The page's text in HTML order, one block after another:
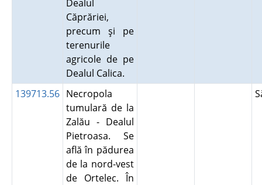
Dealul
Căprăriei,
precum şi pe
terenurile
agricole de pe
Dealul Calica.
139713.56 Necropola
tumulară de la
Zalău - Dealul
Pietroasa. Se
află în pădurea
de la nord-vest
de Ortelec. În